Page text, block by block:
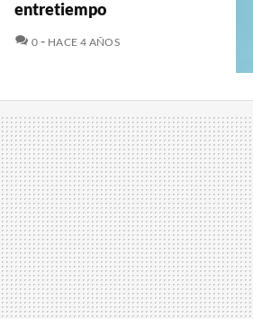
entretiempo
0 COMENTARIOS
HACE 4 AÑOS